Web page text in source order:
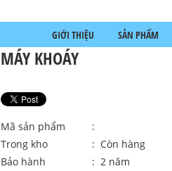
GIỚI THIỆU SẢN PHẨM
MÁY KHOÁY
Mã sản phẩm
:
Trong kho
: Còn hàng
Bảo hành
: 2 năm